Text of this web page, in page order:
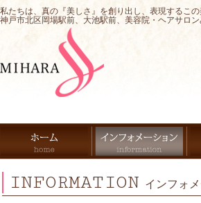
私たちは、真の『美しさ』を創り出し、表現するこ
神戸市北区岡場駅前、大池駅前、美容院・ヘアサロ
INFORMATION インフォ